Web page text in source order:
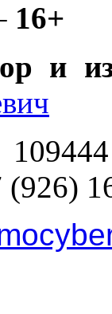
16+
и
(926)